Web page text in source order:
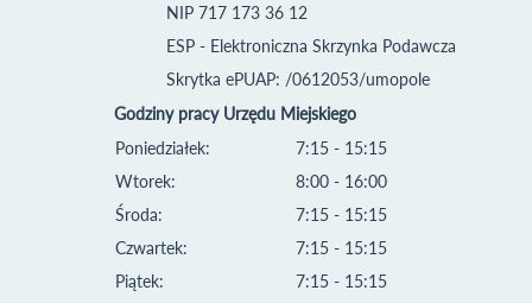
NIP 717 173 36 12
ESP - Elektroniczna Skrzynka Podawcza
Skrytka ePUAP: /0612053/umopole
Godziny pracy Urzędu Miejskiego
Poniedziałek:
Wtorek:
Środa:
Czwartek:
Piątek:
7:15 - 15:15
8:00 - 16:00
7:15 - 15:15
7:15 - 15:15
7:15 - 15:15